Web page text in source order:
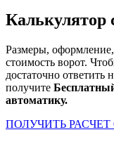
Калькулятор
Размеры,
стоимость ворот.
достаточно ответить
получите
автоматику.
ПОЛУЧИТЬ